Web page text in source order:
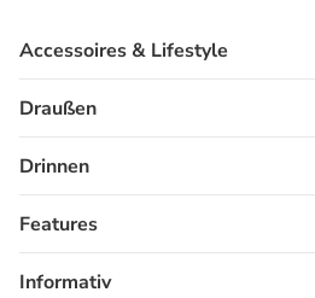
Accessoires & Lifestyle
Draußen
Drinnen
Features
Informativ